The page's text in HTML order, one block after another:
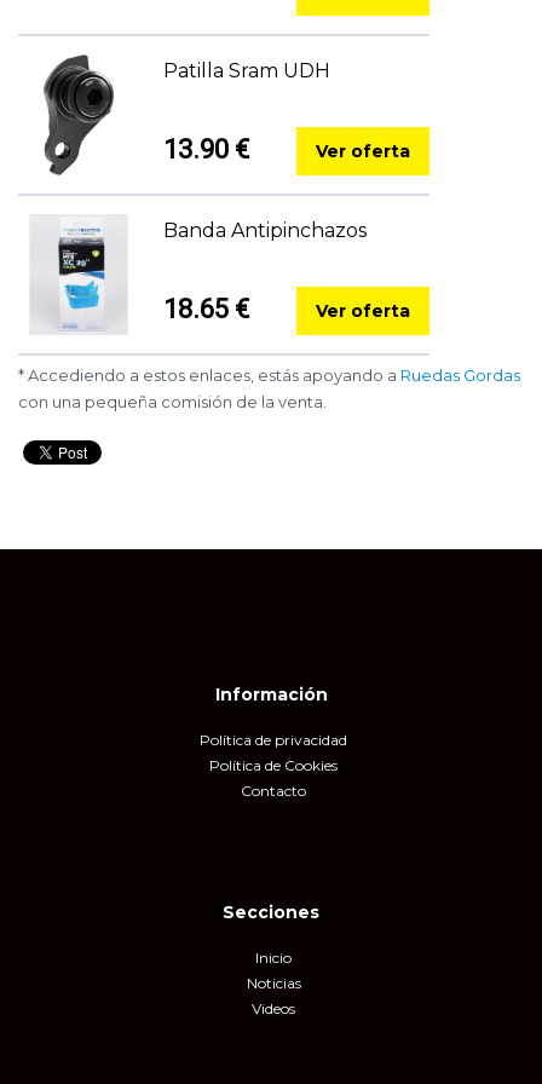
Patilla Sram UDH
13.90 € Ver oferta
Banda Antipinchazos
18.65 € Ver oferta
* Accediendo a estos enlaces, estás apoyando a Ruedas Gordas
con una pequeña comisión de la venta.
Información
Política de privacidad
Política de Cookies
Contacto
Secciones
Inicio
Noticias
Videos